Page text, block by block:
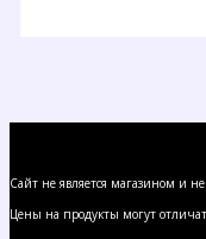
Сайт не является магазином и
Цены на продукты могут